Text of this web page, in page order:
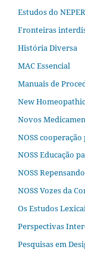
Estudos do NEPER
Fronteiras
História Diversa
MAC Essencial
Manuais de
New
Novos
NOSS
NOSS Educação
NOSS
NOSS Vozes da
Os Estudos
Perspectivas
Pesquisas em